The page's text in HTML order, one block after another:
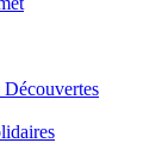
Découvertes